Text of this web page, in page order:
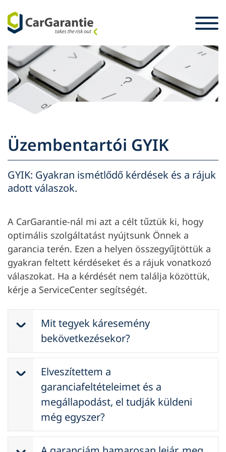
Ugrás a tartalomra
Ország választás Kérjük, válasszon nyelvet.
Partner
Üzembentartó
A vállalat
Üzembentartói GYIK
GYIK: Gyakran ismétlődő kérdések és a rájuk
adott válaszok.
A CarGarantie-nál mi azt a célt tűztük ki, hogy
optimális szolgáltatást nyújtsunk Önnek a
garancia terén. Ezen a helyen összegyűjtöttük a
gyakran feltett kérdéseket és a rájuk vonatkozó
válaszokat. Ha a kérdését nem találja közöttük,
kérje a ServiceCenter segítségét.
Mit tegyek káresemény
bekövetkezésekor?
Mit tegyen, ha garanciális eset lép fel?
Rendkívül egyszerű: Belföldön
egyszerűen forduljon kereskedéséhez,
aki a javítás megkezdése előtt felveszi
a kapcsolatot a CarGarantie-val és az
elszámolást is közvetlenül a
CarGarantie-n keresztül intézi. Ezzel
Elveszítettem a
garanciafeltételeimet és a
megállapodást, el tudják küldeni
még egyszer?
Ezzel kapcsolatban forduljon az